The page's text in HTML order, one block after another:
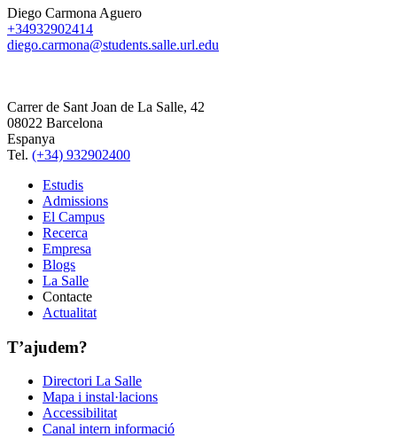
Diego Carmona Aguero
+34932902414
diego.carmona@students.salle.url.edu
Carrer de Sant Joan de La Salle, 42
08022 Barcelona
Espanya
Tel. (+34) 932902400
Estudis
Admissions
El Campus
Recerca
Empresa
Blogs
La Salle
Contacte
Actualitat
T’ajudem?
Directori La Salle
Mapa i instal·lacions
Accessibilitat
Canal intern informació